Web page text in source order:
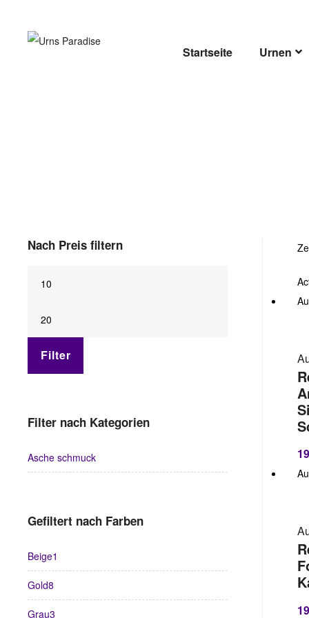
PARADISE
Startseite Urnen
Nach Preis filtern
Filter
Filter nach Kategorien
Asche schmuck
Gefiltert nach Farben
Beige1
Gold8
Grau3